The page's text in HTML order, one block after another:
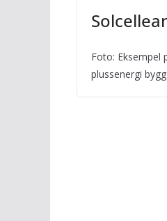
Foto: Eksempel
plussenergi